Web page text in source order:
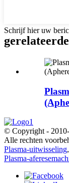
Schrijf hier uw
© Copyright -
Alle rechten
Plasma-uitwisseling,
Plasma-